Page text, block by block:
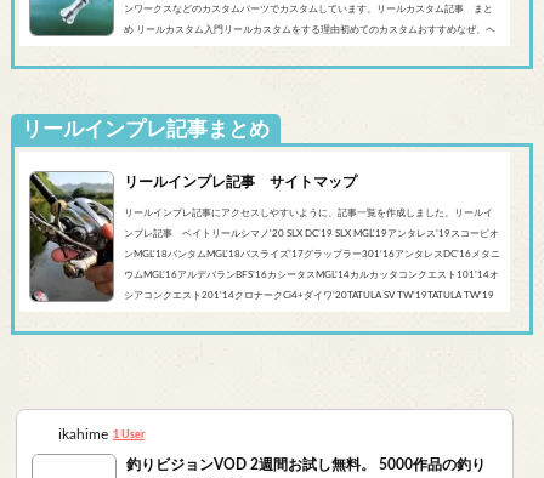
ンワークスなどのカスタムパーツでカスタムしています。リールカスタム記事 まと
め リールカスタム入門リールカスタムをする理由初めてのカスタムおすすめなぜ、ヘ
スMGL’19スコーピオンMGL&#0...
リールインプレ記事まとめ
リールインプレ記事 サイトマップ
リールインプレ記事にアクセスしやすいように、記事一覧を作成しました。リールイ
ンプレ記事 ベイトリールシマノ'20 SLX DC’19 SLX MGL'19アンタレス’19スコーピオ
ンMGL'18バンタムMGL'18バスライズ’17グラップラー301‘16アンタレスDC’16メタニ
ウムMGL’16アルデバランBFS’16カシータスMGL’14カルカッタコンクエスト101’14オ
シアコンクエスト201'14クロナークCi4+ダイワ’20TATULA SV TW'19TATULA TW'19
ガルシア’...
ikahime 1 User
釣りビジョンVOD 2週間お試し無料。 5000作品の釣り